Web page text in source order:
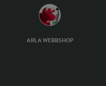
ARLA WEBBSHOP